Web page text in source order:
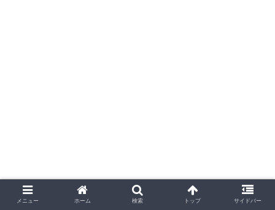
メニュー ホーム 検索 トップ サイドバー